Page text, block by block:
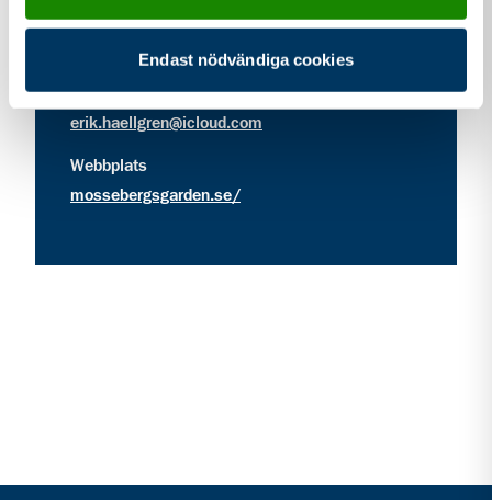
Endast nödvändiga cookies
Scheelegatan 44
Falköping
Kontaktkontakt information för Equmenia Falköping
erik.haellgren@icloud.com
Webbplats
mossebergsgarden.se/